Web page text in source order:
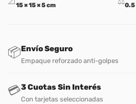
15 × 15 × 5 cm 0.5
📦Envío Seguro
Empaque reforzado anti-golpes
💳3 Cuotas Sin Interés
Con tarjetas seleccionadas